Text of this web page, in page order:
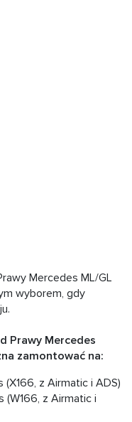
Mercedes ML/GL
wyborem, gdy
Prawy Mercedes
zamontować na:
z Airmatic i ADS)
(W166, z Airmatic i